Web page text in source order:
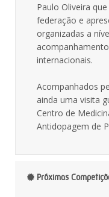
Paulo Oliveira
federação e
organizadas a
internacionais.
Acompanhados
ainda uma visita
Centro de
Antidopagem de
Próximas